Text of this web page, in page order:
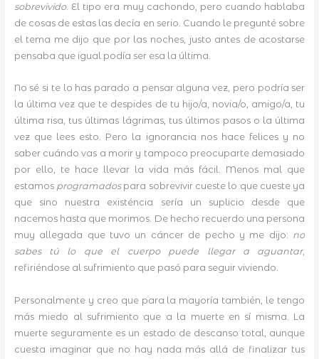
sobrevivido. El tipo era muy cachondo, pero cuando hablaba
de cosas de estas las decía en serio. Cuando le pregunté sobre
el tema me dijo que por las noches, justo antes de acostarse
pensaba que igual podía ser esa la última.
No sé si te lo has parado a pensar alguna vez, pero podría ser
la última vez que te despides de tu hijo/a, novia/o, amigo/a, tu
última risa, tus últimas lágrimas, tus últimos pasos o la última
vez que lees esto. Pero la ignorancia nos hace felices y no
saber cuándo vas a morir y tampoco preocuparte demasiado
por ello, te hace llevar la vida más fácil. Menos mal que
estamos programadospara sobrevivir cueste lo que cueste ya
que sino nuestra existéncia sería un suplicio desde que
nacemos hasta que morimos. De hecho recuerdo una persona
muy allegada que tuvo un cáncer de pecho y me dijo: no
sabes tú lo que el cuerpo puede llegar a aguantar,
refiriéndose al sufrimiento que pasó para seguir viviendo.
Personalmente y creo que para la mayoría también, le tengo
más miedo al sufrimiento que a la muerte en sí misma. La
muerte seguramente es un estado de descanso total, aunque
cuesta imaginar que no hay nada más allá de finalizar tus